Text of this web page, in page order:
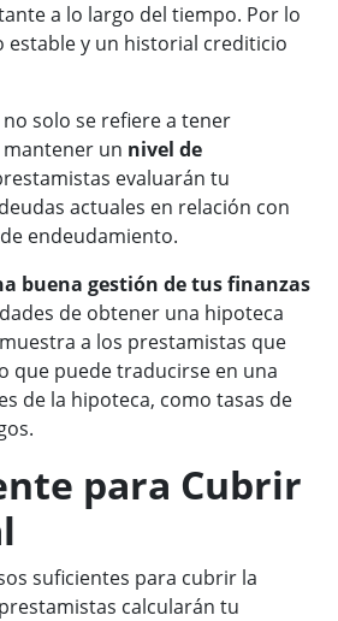
a lo largo del tiempo. Por lo
y un historial crediticio
no solo se refiere a tener
un nivel de
evaluarán tu
actuales en relación con
endeudamiento.
buena gestión de tus finanzas
de obtener una hipoteca
a los prestamistas que
que puede traducirse en una
de la hipoteca, como tasas de
para Cubrir
suficientes para cubrir la
calcularán tu